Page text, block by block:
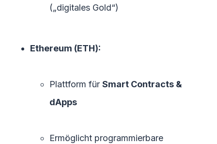
(„digitales Gold“)
Ethereum (ETH):
Plattform fürSmart Contracts &
dApps
Ermöglicht programmierbare